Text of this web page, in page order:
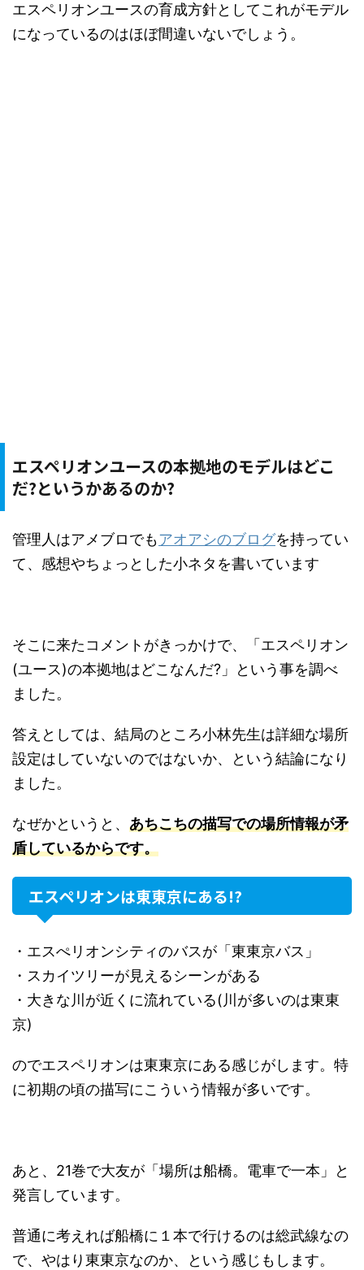
エスペリオンユースの育成方針としてこれがモデル
になっているのはほぼ間違いないでしょう。
エスペリオンユースの本拠地のモデルはどこ
だ?というかあるのか?
管理人はアメブロでもアオアシのブログを持ってい
て、感想やちょっとした小ネタを書いています
そこに来たコメントがきっかけで、「エスペリオン
(ユース)の本拠地はどこなんだ?」という事を調べ
ました。
答えとしては、結局のところ小林先生は詳細な場所
設定はしていないのではないか、という結論になり
ました。
なぜかというと、 あちこちの描写での場所情報が矛
盾しているからです。
エスペリオンは東東京にある!?
・エスぺリオンシティのバスが「東東京バス」
・スカイツリーが見えるシーンがある
・大きな川が近くに流れている(川が多いのは東東
京)
のでエスペリオンは東東京にある感じがします。特
に初期の頃の描写にこういう情報が多いです。
あと、21巻で大友が「場所は船橋。電車で一本」と
発言しています。
普通に考えれば船橋に１本で行けるのは総武線なの
で、やはり東東京なのか、という感じもします。